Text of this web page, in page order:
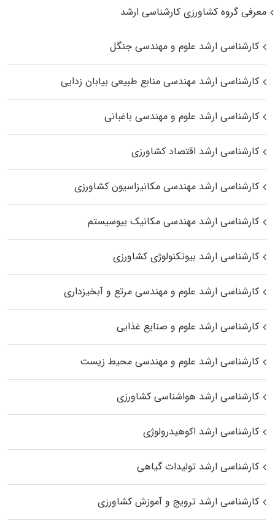
معرفی گروه کشاورزی کارشناسی ارشد
کارشناسی ارشد علوم و مهندسی جنگل
کارشناسی ارشد مهندسی منابع طبیعی بیابان زدایی
کارشناسی ارشد علوم و مهندسی باغبانی
کارشناسی ارشد اقتصاد کشاورزی
کارشناسی ارشد مهندسی مکانیزاسیون کشاورزی
کارشناسی ارشد مهندسی مکانیک بیوسیستم
کارشناسی ارشد بیوتکنولوژی کشاورزی
کارشناسی ارشد علوم و مهندسی مرتع و آبخیزداری
کارشناسی ارشد علوم و صنایع غذایی
کارشناسی ارشد علوم و مهندسی محیط زیست
کارشناسی ارشد هواشناسی کشاورزی
کارشناسی ارشد اکوهیدرولوژی
کارشناسی ارشد تولیدات گیاهی
کارشناسی ارشد ترویج و آموزش کشاورزی